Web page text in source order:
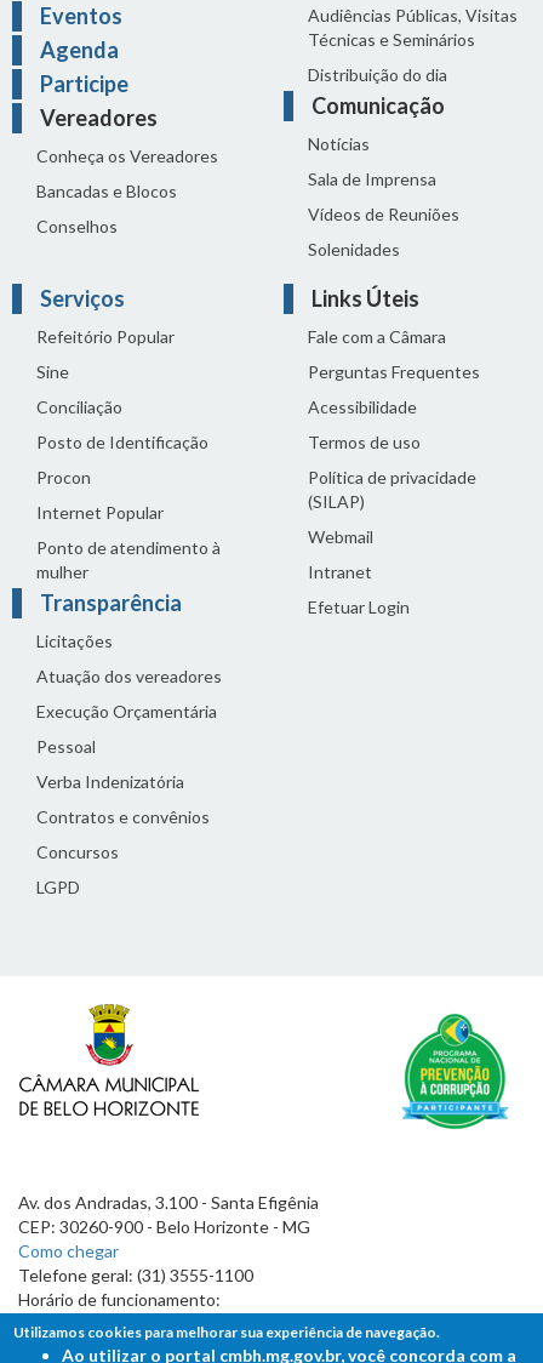
Eventos
Agenda
Participe
Vereadores
Conheça os Vereadores
Bancadas e Blocos
Conselhos
Audiências Públicas, Visitas
Técnicas e Seminários
Distribuição do dia
Comunicação
Notícias
Sala de Imprensa
Vídeos de Reuniões
Solenidades
Serviços
Refeitório Popular
Sine
Conciliação
Posto de Identificação
Procon
Internet Popular
Ponto de atendimento à
mulher
Transparência
Licitações
Atuação dos vereadores
Execução Orçamentária
Pessoal
Verba Indenizatória
Contratos e convênios
Concursos
LGPD
Links Úteis
Fale com a Câmara
Perguntas Frequentes
Acessibilidade
Termos de uso
Política de privacidade
(SILAP)
Webmail
Intranet
Efetuar Login
Av. dos Andradas, 3.100 - Santa Efigênia
CEP: 30260-900 - Belo Horizonte - MG
Como chegar
Telefone geral: (31) 3555-1100
Horário de funcionamento:
7h às 19h
Utilizamos cookies para melhorar sua experiência de navegação.
Ao utilizar o portal cmbh.mg.gov.br, você concorda com a